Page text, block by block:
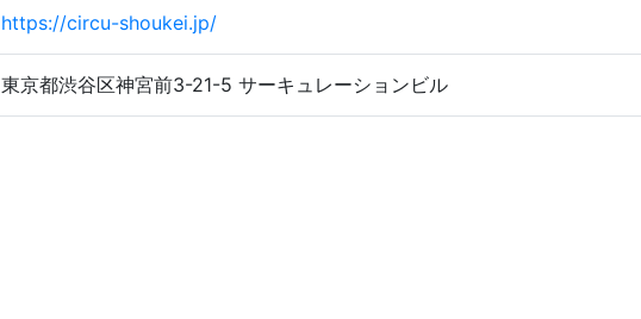
https://circu-shoukei.jp/
東京都渋谷区神宮前3-21-5 サーキュレーションビル